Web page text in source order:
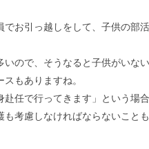
お引っ越しをして、子供の部
ので、そうなると子供がいな
もありますね。
任で行ってきます」という場合
考慮しなければならないことも